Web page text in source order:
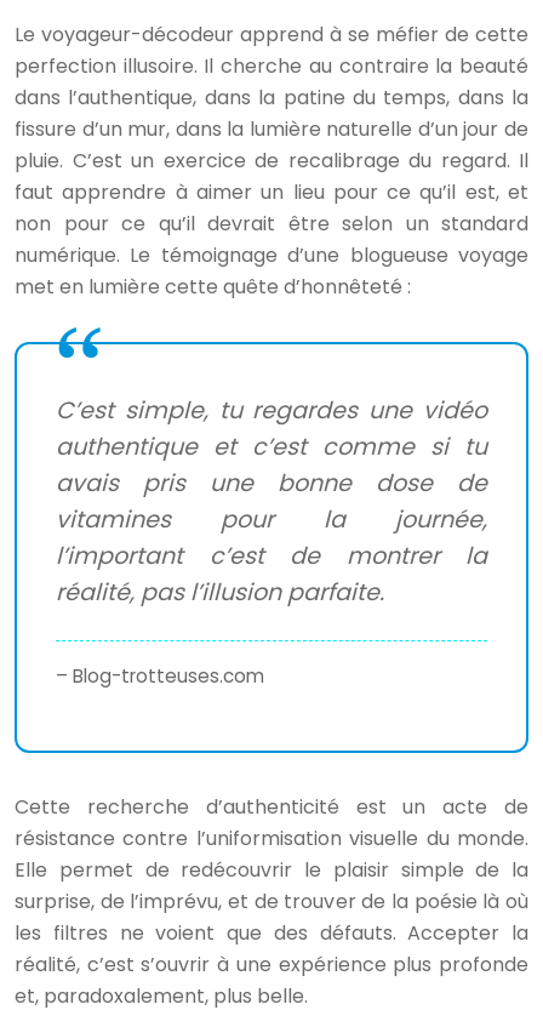
Le voyageur-décodeur apprend à se méfier de cette
perfection illusoire. Il cherche au contraire la beauté
dans l’authentique, dans la patine du temps, dans la
fissure d’un mur, dans la lumière naturelle d’un jour de
pluie. C’est un exercice de recalibrage du regard. Il
faut apprendre à aimer un lieu pour ce qu’il est, et
non pour ce qu’il devrait être selon un standard
numérique. Le témoignage d’une blogueuse voyage
met en lumière cette quête d’honnêteté :
C’est simple, tu regardes une vidéo
authentique et c’est comme si tu
avais pris une bonne dose de
vitamines pour la journée,
l’important c’est de montrer la
réalité, pas l’illusion parfaite.
– Blog-trotteuses.com
Cette recherche d’authenticité est un acte de
résistance contre l’uniformisation visuelle du monde.
Elle permet de redécouvrir le plaisir simple de la
surprise, de l’imprévu, et de trouver de la poésie là où
les filtres ne voient que des défauts. Accepter la
réalité, c’est s’ouvrir à une expérience plus profonde
et, paradoxalement, plus belle.